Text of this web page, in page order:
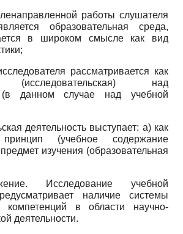
работы слушателя
образовательная среда,
в широком смысле как вид
рассматривается как
(исследовательская) над
(в данном случае над учебной
деятельность выступает: а) как
принцип (учебное содержание
изучения (образовательная
Исследование учебной
наличие системы
компетенций в области научно-
деятельности.